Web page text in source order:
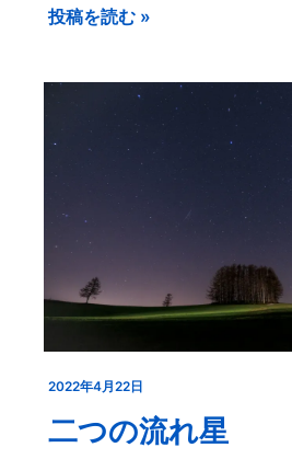
み
投稿を読む »
2022年4月22日
二つの流れ星
二
つ